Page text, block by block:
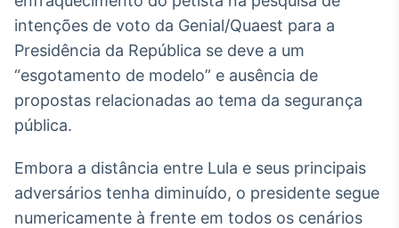
e Conteúdos
Broadcast
OTC
Plataforma para
Broadcast
Datafeed
intenções de voto da Genial/Quaest para a
Presidência da República se deve a um
“esgotamento de modelo” e ausência de
propostas relacionadas ao tema da segurança
pública.
Embora a distância entre Lula e seus principais
adversários tenha diminuído, o presidente segue
numericamente à frente em todos os cenários